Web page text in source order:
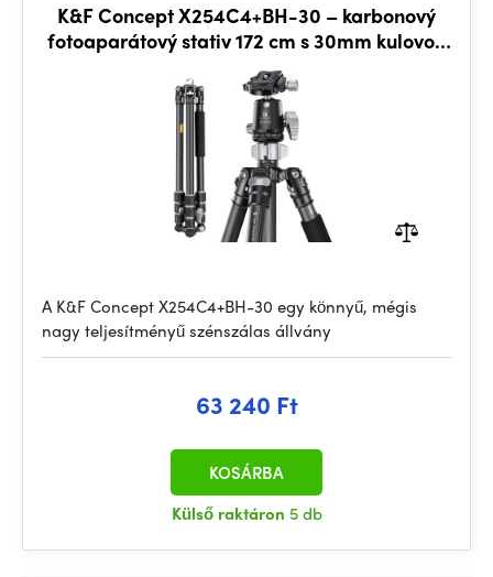
K&F Concept X254C4+BH-30 – karbonový
fotoaparátový stativ 172 cm s 30mm kulovou
hlavou
A K&F Concept X254C4+BH-30 egy könnyű, mégis
nagy teljesítményű szénszálas állvány
63 240 Ft
Külső raktáron 5 db
KOSÁRBA